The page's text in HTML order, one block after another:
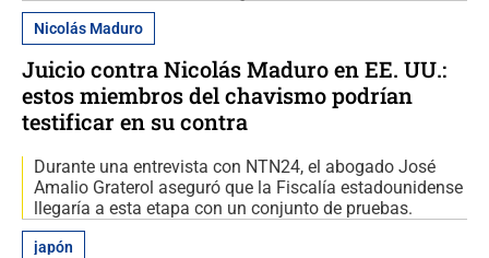
Nicolás Maduro
Juicio contra Nicolás Maduro en EE. UU.:
estos miembros del chavismo podrían
testificar en su contra
Durante una entrevista con NTN24, el abogado José
Amalio Graterol aseguró que la Fiscalía estadounidense
llegaría a esta etapa con un conjunto de pruebas.
japón